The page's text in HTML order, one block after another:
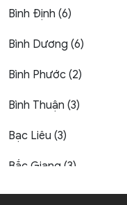
Bình Định (6)
Bình Dương (6)
Bình Phước (2)
Bình Thuận (3)
Bạc Liêu (3)
Bắc Giang (3)
Bắc Kạn (1)